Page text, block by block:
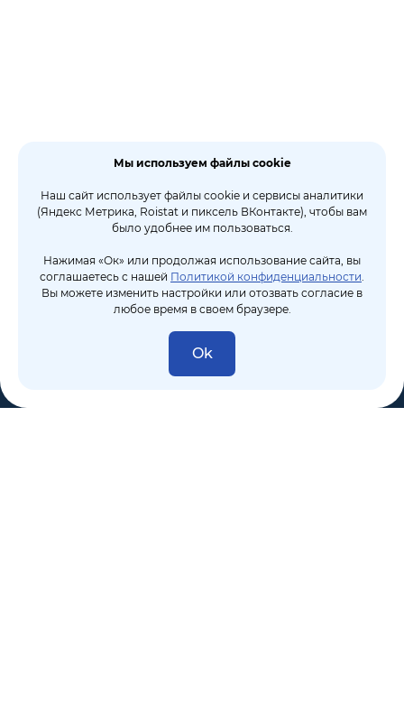
Мы используем файлы cookie
Наш сайт использует файлы cookie и сервисы аналитики
(Яндекс Метрика, Roistat и пиксель ВКонтакте), чтобы вам
было удобнее им пользоваться.
Нажимая «Ок» или продолжая использование сайта, вы
соглашаетесь с нашей Политикой конфиденциальности.
Вы можете изменить настройки или отозвать согласие в
любое время в своем браузере.
Ok